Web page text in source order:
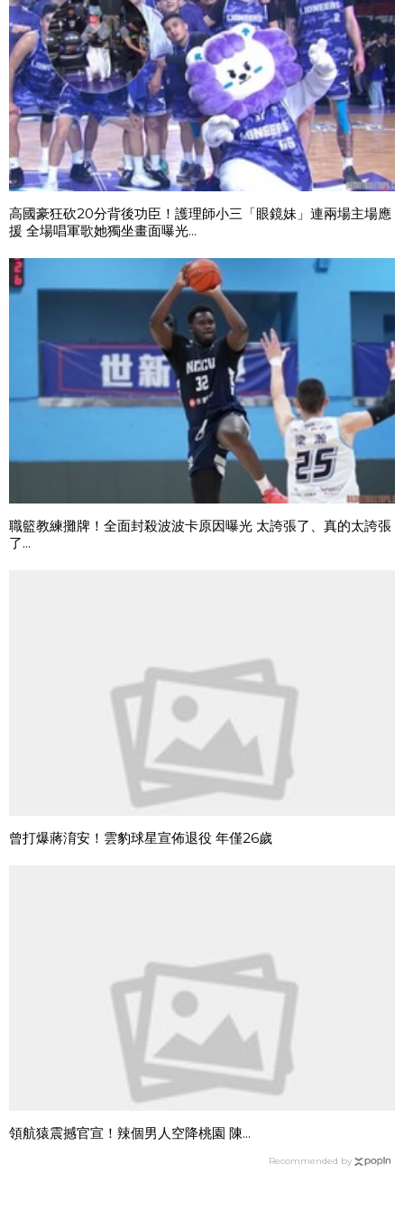
高國豪狂砍20分背後功臣！護理師小三「眼鏡妹」連兩場主場應
援 全場唱軍歌她獨坐畫面曝光...
職籃教練攤牌！全面封殺波波卡原因曝光 太誇張了、真的太誇張
了...
曾打爆蔣淯安！雲豹球星宣佈退役 年僅26歲
領航猿震撼官宣！辣個男人空降桃園 陳...
Recommended by